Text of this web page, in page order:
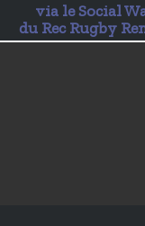
via le Social
du Rec Rugby